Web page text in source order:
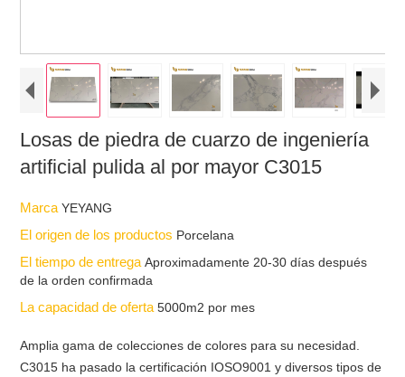
Losas de piedra de cuarzo de ingeniería
artificial pulida al por mayor C3015
MarcaYEYANG
El origen de los productos Porcelana
El tiempo de entregaAproximadamente 20-30 días después
de la orden confirmada
La capacidad de oferta5000m2 por mes
Amplia gama de colecciones de colores para su necesidad.
C3015 ha pasado la certificación IOSO9001 y diversos tipos de